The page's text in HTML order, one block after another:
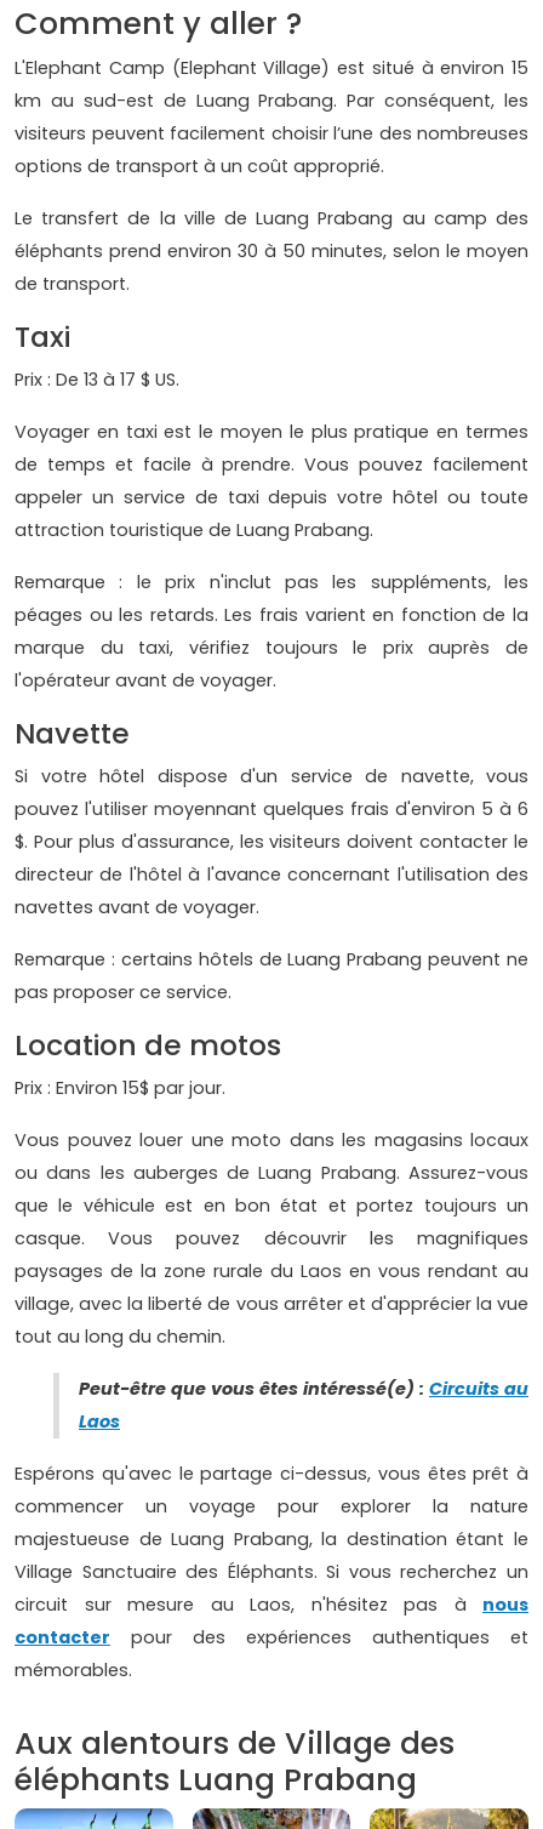
Comment y aller ?
L'Elephant Camp (Elephant Village) est situé à environ 15
km au sud-est de Luang Prabang. Par conséquent, les
visiteurs peuvent facilement choisir l’une des nombreuses
options de transport à un coût approprié.
Le transfert de la ville de Luang Prabang au camp des
éléphants prend environ 30 à 50 minutes, selon le moyen
de transport.
Taxi
Prix ​​: De 13 à 17 $ US.
Voyager en taxi est le moyen le plus pratique en termes
de temps et facile à prendre. Vous pouvez facilement
appeler un service de taxi depuis votre hôtel ou toute
attraction touristique de Luang Prabang.
Remarque : le prix n'inclut pas les suppléments, les
péages ou les retards. Les frais varient en fonction de la
marque du taxi, vérifiez toujours le prix auprès de
l'opérateur avant de voyager.
Navette
Si votre hôtel dispose d'un service de navette, vous
pouvez l'utiliser moyennant quelques frais d'environ 5 à 6
$. Pour plus d'assurance, les visiteurs doivent contacter le
directeur de l'hôtel à l'avance concernant l'utilisation des
navettes avant de voyager.
Remarque : certains hôtels de Luang Prabang peuvent ne
pas proposer ce service.
Location de motos
Prix ​​: Environ 15$ par jour.
Vous pouvez louer une moto dans les magasins locaux
ou dans les auberges de Luang Prabang. Assurez-vous
que le véhicule est en bon état et portez toujours un
casque. Vous pouvez découvrir les magnifiques
paysages de la zone rurale du Laos en vous rendant au
village, avec la liberté de vous arrêter et d'apprécier la vue
tout au long du chemin.
Peut-être que vous êtes intéressé(e) : Circuits au
Laos
Espérons qu'avec le partage ci-dessus, vous êtes prêt à
commencer un voyage pour explorer la nature
majestueuse de Luang Prabang, la destination étant le
Village Sanctuaire des Éléphants. Si vous recherchez un
circuit sur mesure au Laos, n'hésitez pas à nous
contacter pour des expériences authentiques et
mémorables.
Aux alentours de Village des
éléphants Luang Prabang